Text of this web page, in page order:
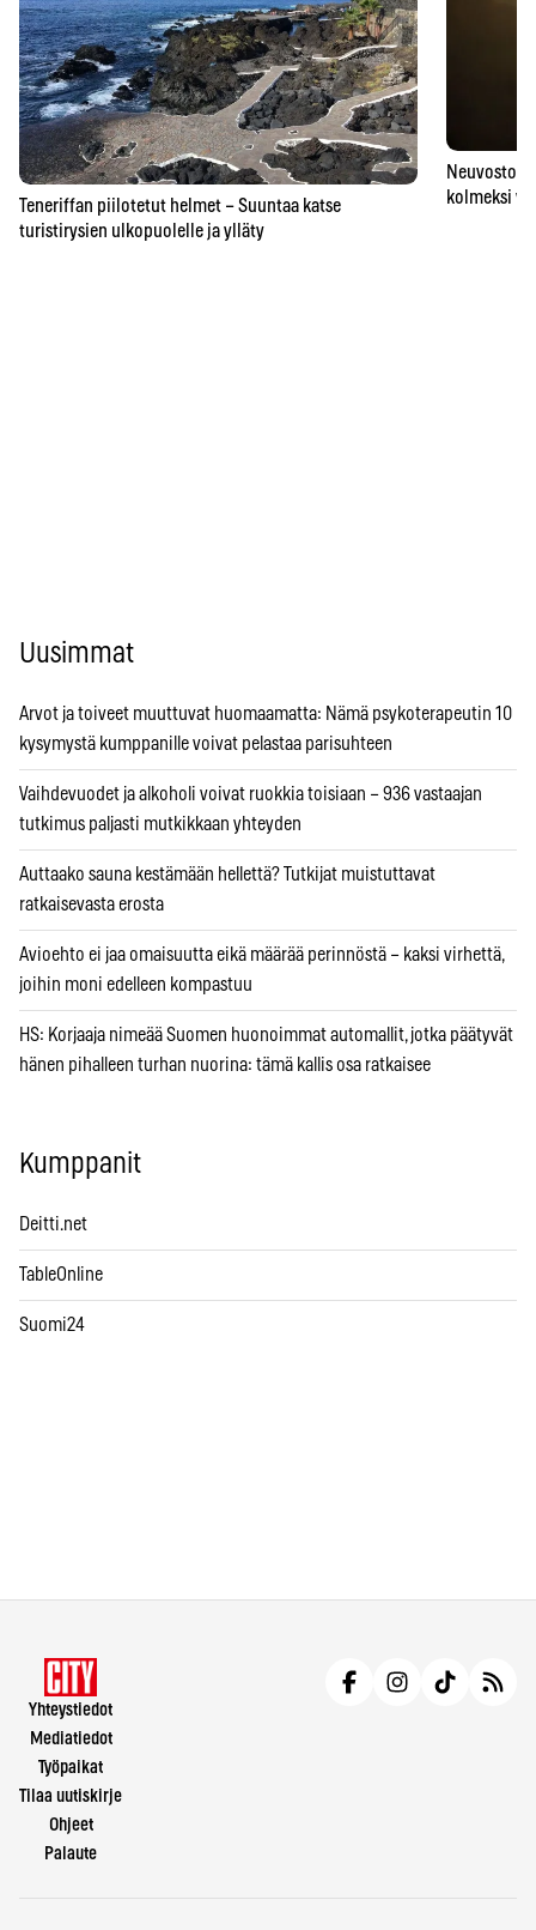
Teneriffan piilotetut helmet – Suuntaa katse
turistirysien ulkopuolelle ja ylläty
kolmeksi
Uusimmat
Arvot ja toiveet muuttuvat huomaamatta: Nämä psykoterapeutin 10
kysymystä kumppanille voivat pelastaa parisuhteen
Vaihdevuodet ja alkoholi voivat ruokkia toisiaan – 936 vastaajan
tutkimus paljasti mutkikkaan yhteyden
Auttaako sauna kestämään hellettä? Tutkijat muistuttavat
ratkaisevasta erosta
Avioehto ei jaa omaisuutta eikä määrää perinnöstä – kaksi virhettä,
joihin moni edelleen kompastuu
HS: Korjaaja nimeää Suomen huonoimmat automallit, jotka päätyvät
hänen pihalleen turhan nuorina: tämä kallis osa ratkaisee
Kumppanit
Deitti.net
TableOnline
Suomi24
Yhteystiedot
Mediatiedot
Työpaikat
Tilaa uutiskirje
Ohjeet
Palaute